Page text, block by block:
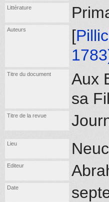
Littérature
Auteurs [
Titre du document
Aux
sa
Titre de la revue
Lieu
Editeur
Date